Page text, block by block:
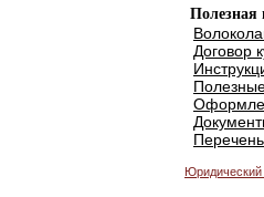
Договор
Юридический